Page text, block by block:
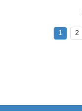
1 2